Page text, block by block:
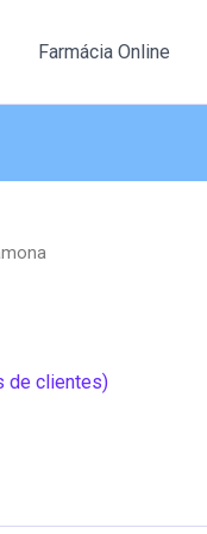
Farmácia Online
de clientes)